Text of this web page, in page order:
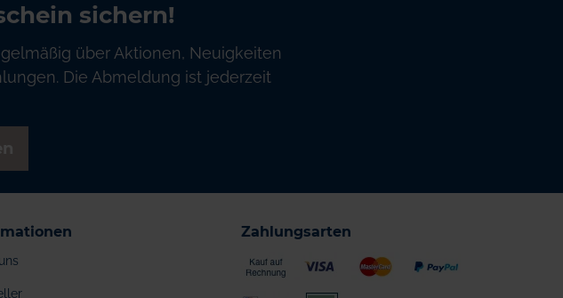
sichern!
über Aktionen, Neuigkeiten
Die Abmeldung ist jederzeit
Zahlungsarten